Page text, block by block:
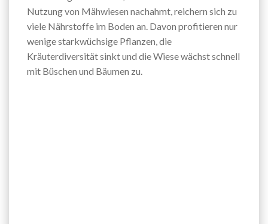
Nutzung von Mähwiesen nachahmt, reichern sich zu
viele Nährstoffe im Boden an. Davon profitieren nur
wenige starkwüchsige Pflanzen, die
Kräuterdiversität sinkt und die Wiese wächst schnell
mit Büschen und Bäumen zu.